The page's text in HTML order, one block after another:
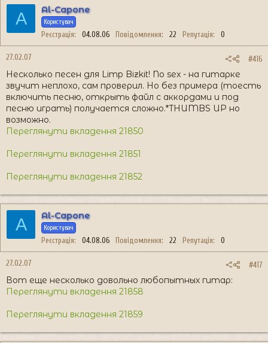
A Al-Capone
Користувач
Реєстрація 04.08.06 Повідомлення 22 Репутація 0
27.02.07 #416
Несколько песен для Limp Bizkit! No sex - на гитарке
звучит неплохо, сам проверил. Но без примера (тоесть
включить песню, открыть файл с аккордами и под
песню играть) получается сложно.*THUMBS UP но
возможно.
Переглянути вкладення 21850
Переглянути вкладення 21851
Переглянути вкладення 21852
A Al-Capone
Користувач
Реєстрація 04.08.06 Повідомлення 22 Репутація 0
27.02.07 #417
Вот еще несколько довольно любопытных гитар:
Переглянути вкладення 21858
Переглянути вкладення 21859